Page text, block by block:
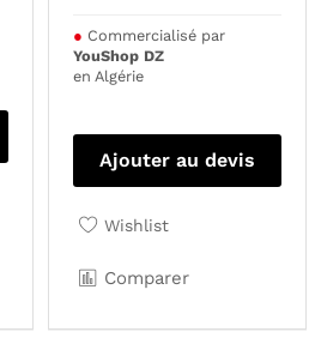
● Commercialisé par
YouShop DZ
en Algérie
Ajouter au devis
Wishlist
Comparer